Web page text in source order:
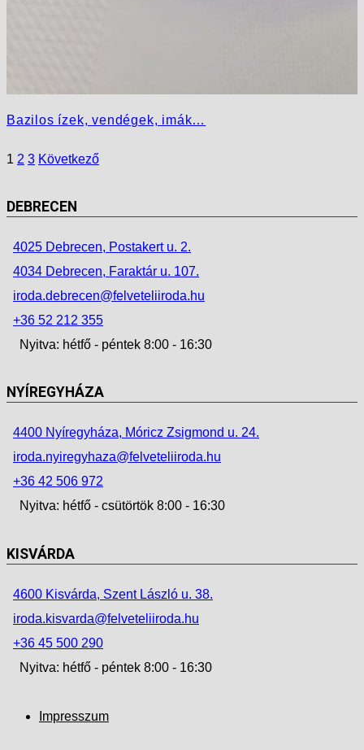
Bazilos ízek, vendégek, imák…
1 2 3 Következő
DEBRECEN
4025 Debrecen, Postakert u. 2.
4034 Debrecen, Faraktár u. 107.
iroda.debrecen@felveteliiroda.hu
+36 52 212 355
Nyitva: hétfő - péntek 8:00 - 16:30
NYÍREGYHÁZA
4400 Nyíregyháza, Móricz Zsigmond u. 24.
iroda.nyiregyhaza@felveteliiroda.hu
+36 42 506 972
Nyitva: hétfő - csütörtök 8:00 - 16:30
KISVÁRDA
4600 Kisvárda, Szent László u. 38.
iroda.kisvarda@felveteliiroda.hu
+36 45 500 290
Nyitva: hétfő - péntek 8:00 - 16:30
Impresszum